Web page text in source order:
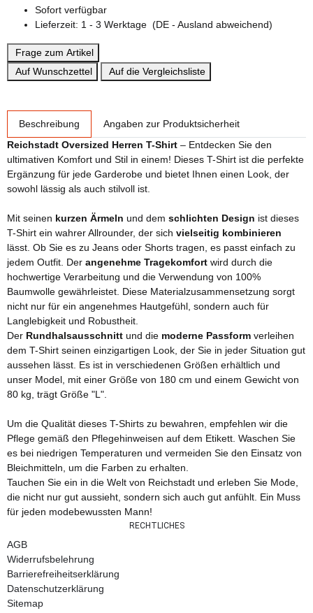
Sofort verfügbar
Lieferzeit: 1 - 3 Werktage (DE - Ausland abweichend)
Frage zum Artikel
Auf Wunschzettel
Auf die Vergleichsliste
Beschreibung
Angaben zur Produktsicherheit
Reichstadt Oversized Herren T-Shirt – Entdecken Sie den
ultimativen Komfort und Stil in einem! Dieses T-Shirt ist die perfekte
Ergänzung für jede Garderobe und bietet Ihnen einen Look, der
sowohl lässig als auch stilvoll ist.
Mit seinen kurzen Ärmeln und dem schlichten Design ist dieses
T-Shirt ein wahrer Allrounder, der sich vielseitig kombinieren
lässt. Ob Sie es zu Jeans oder Shorts tragen, es passt einfach zu
jedem Outfit. Der angenehme Tragekomfort wird durch die
hochwertige Verarbeitung und die Verwendung von 100%
Baumwolle gewährleistet. Diese Materialzusammensetzung sorgt
nicht nur für ein angenehmes Hautgefühl, sondern auch für
Langlebigkeit und Robustheit.
Der Rundhalsausschnitt und die moderne Passform verleihen
dem T-Shirt seinen einzigartigen Look, der Sie in jeder Situation gut
aussehen lässt. Es ist in verschiedenen Größen erhältlich und
unser Model, mit einer Größe von 180 cm und einem Gewicht von
80 kg, trägt Größe "L".
Um die Qualität dieses T-Shirts zu bewahren, empfehlen wir die
Pflege gemäß den Pflegehinweisen auf dem Etikett. Waschen Sie
es bei niedrigen Temperaturen und vermeiden Sie den Einsatz von
Bleichmitteln, um die Farben zu erhalten.
Tauchen Sie ein in die Welt von Reichstadt und erleben Sie Mode,
die nicht nur gut aussieht, sondern sich auch gut anfühlt. Ein Muss
für jeden modebewussten Mann!
RECHTLICHES
AGB
Widerrufsbelehrung
Barrierefreiheitserklärung
Datenschutzerklärung
Sitemap